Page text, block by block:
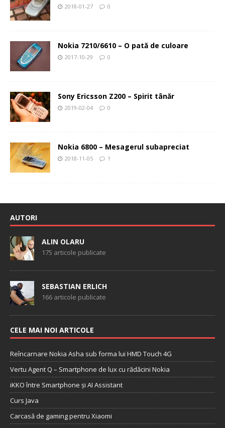
2018-01-27 0
Nokia 7210/6610 – O pată de culoare
2017-10-29 0
Sony Ericsson Z200 – Spirit tânăr
2019-02-04 0
Nokia 6800 – Mesagerul subapreciat
2018-11-05 1
AUTORI
ALIN OLARU
175 articole publicate
SEBASTIAN ERLICH
166 articole publicate
CELE MAI NOI ARTICOLE
Reîncarnare Nokia Asha sub forma lui HMD Touch 4G
Vertu Agent Q – Smartphone de lux cu rădăcini Nokia
iKKO între Smartphone și AI Assistant
Curs Java
Carcasă de gaming pentru Xiaomi